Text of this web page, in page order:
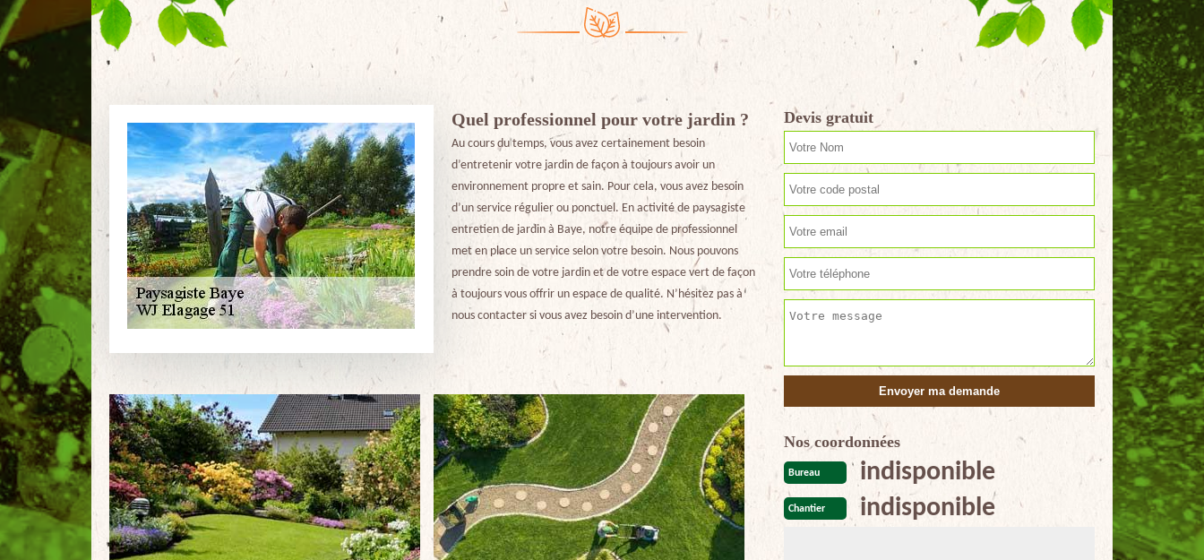
Quel professionnel pour votre jardin ?
Au cours du temps, vous avez certainement besoin
d’entretenir votre jardin de façon à toujours avoir un
environnement propre et sain. Pour cela, vous avez besoin
d’un service régulier ou ponctuel. En activité de paysagiste
entretien de jardin à Baye, notre équipe de professionnel
met en place un service selon votre besoin. Nous pouvons
prendre soin de votre jardin et de votre espace vert de façon
à toujours vous offrir un espace de qualité. N’hésitez pas à
nous contacter si vous avez besoin d’une intervention.
Devis gratuit
Nos coordonnées
Bureau indisponible
Chantier indisponible